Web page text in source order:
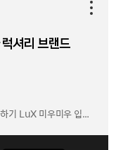
셔리 브랜드
기 LuX 미우미우 입점